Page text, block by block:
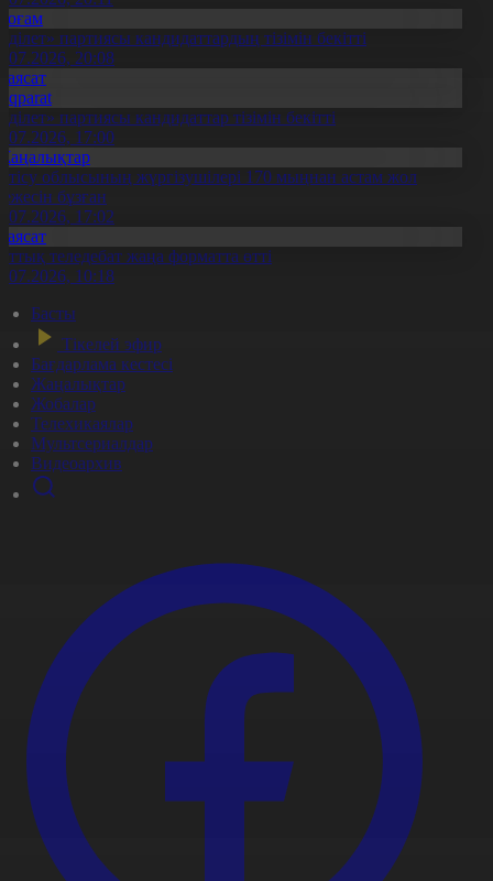
партиясы кандидаттардың тізімін бекітті
20:08
партиясы кандидаттар тізімін бекітті
17:00
облысының жүргізушілері 170 мыңнан астам жол
бұзған
17:02
теледебат жаңа форматта өтті
10:18
Басты
Тікелей эфир
Бағдарлама кестесі
Жаңалықтар
Жобалар
Телехикаялар
Мультсериалдар
Видеоархив